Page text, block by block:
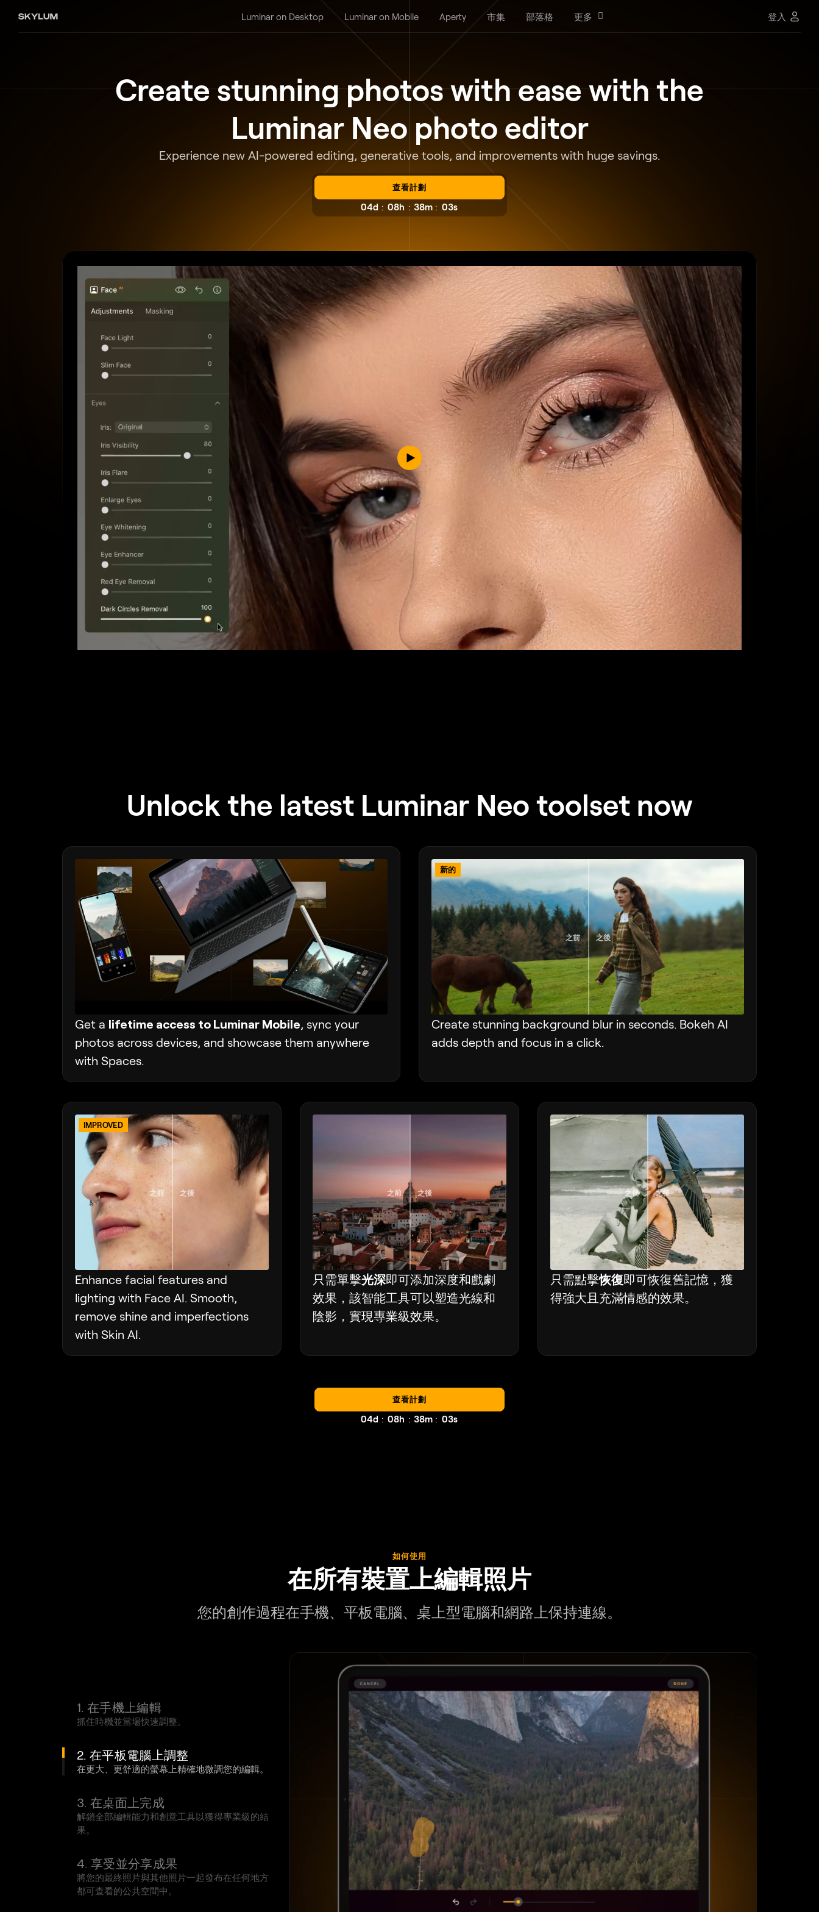
Luminar on Desktop Luminar on Mobile Aperty 市集 部落格 更多 登入
Create stunning photos with ease with the
Luminar Neo photo editor
Experience new AI-powered editing, generative tools, and improvements with huge savings.
查看計劃
04d : 08h : 37m : 59s
Unlock the latest Luminar Neo toolset now
Get a lifetime access to Luminar Mobile, sync your
photos across devices, and showcase them anywhere
with Spaces.
新的
之前 之後
Create stunning background blur in seconds. Bokeh AI
adds depth and focus in a click.
IMPROVED
之前 之後
Enhance facial features and
lighting with Face AI. Smooth,
remove shine and imperfections
with Skin AI.
之前 之後
只需單擊光深即可添加深度和戲劇
效果，該智能工具可以塑造光線和
陰影，實現專業級效果。
之前 之後
只需點擊恢復即可恢復舊記憶，獲
得強大且充滿情感的效果。
查看計劃
04d : 08h : 37m : 59s
如何使用
在所有裝置上編輯照片
您的創作過程在手機、平板電腦、桌上型電腦和網路上保持連線。
1. 在手機上編輯
抓住時機並當場快速調整。
2. 在平板電腦上調整
在更大、更舒適的螢幕上精確地微調您的編輯。
3. 在桌面上完成
解鎖全部編輯能力和創意工具以獲得專業級的結
果。
4. 享受並分享成果
將您的最終照片與其他照片一起發布在任何地方
都可查看的公共空間中。